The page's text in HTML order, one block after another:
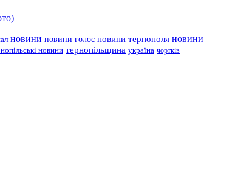
новини новини голос новини тернополя новини
новини тернопільщина україна чортків